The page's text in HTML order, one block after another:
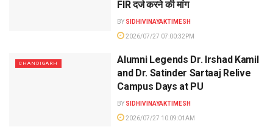
FIR दर्ज करने की मांग
BY SIDHIVINAYAKTIMESH
2026/07/27 07:00:32PM
CHANDIGARH
Alumni Legends Dr. Irshad Kamil
and Dr. Satinder Sartaaj Relive
Campus Days at PU
BY SIDHIVINAYAKTIMESH
2026/07/27 10:09:01AM